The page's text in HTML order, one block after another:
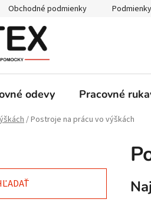
Obchodné podmienky
odevy Pracovné
/Postroje na prácu vo výškách